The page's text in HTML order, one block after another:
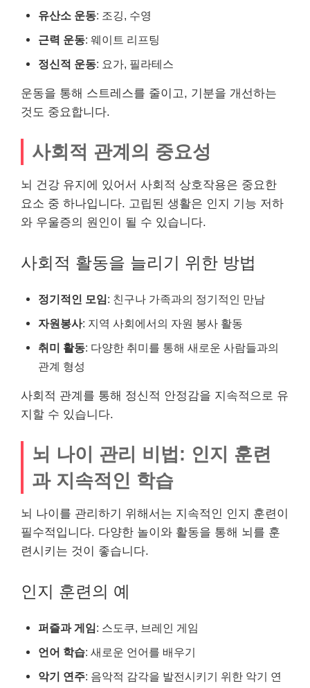
유산소 운동: 조깅, 수영
근력 운동: 웨이트 리프팅
정신적 운동: 요가, 필라테스
운동을 통해 스트레스를 줄이고, 기분을 개선하는
것도 중요합니다.
사회적 관계의 중요성
뇌 건강 유지에 있어서 사회적 상호작용은 중요한
요소 중 하나입니다. 고립된 생활은 인지 기능 저하
와 우울증의 원인이 될 수 있습니다.
사회적 활동을 늘리기 위한 방법
정기적인 모임: 친구나 가족과의 정기적인 만남
자원봉사: 지역 사회에서의 자원 봉사 활동
취미 활동: 다양한 취미를 통해 새로운 사람들과의
관계 형성
사회적 관계를 통해 정신적 안정감을 지속적으로 유
지할 수 있습니다.
뇌 나이 관리 비법: 인지 훈련
과 지속적인 학습
뇌 나이를 관리하기 위해서는 지속적인 인지 훈련이
필수적입니다. 다양한 놀이와 활동을 통해 뇌를 훈
련시키는 것이 좋습니다.
인지 훈련의 예
퍼즐과 게임: 스도쿠, 브레인 게임
언어 학습: 새로운 언어를 배우기
악기 연주: 음악적 감각을 발전시키기 위한 악기 연